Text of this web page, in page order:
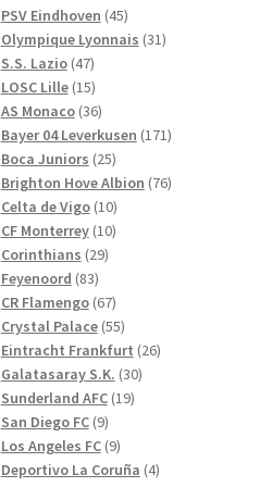
produkter
PSV Eindhoven 4545
produkter
Olympique Lyonnais 3131
S.S. Lazio 4747
produkter
LOSC Lille 1515
produkter
AS Monaco 3636
produkter
Bayer 04 Leverkusen 171171
Boca Juniors 2525
produkter
Brighton Hove Albion 7676
Celta de Vigo 1010
produkter
CF Monterrey 1010
Corinthians 2929
Feyenoord 8383
produkter
CR Flamengo 6767
produkter
Crystal Palace 5555
produkter
Eintracht Frankfurt 2626
Galatasaray S.K. 3030
Sunderland AFC 1919
San Diego FC 99
produkter
Los Angeles FC 99
produkter
Deportivo La Coruña 44